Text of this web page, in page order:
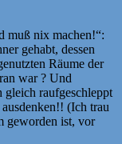
muß nix machen!“:
gehabt, dessen
Räume der
war ? Und
gleich raufgeschleppt
(Ich trau
geworden ist, vor